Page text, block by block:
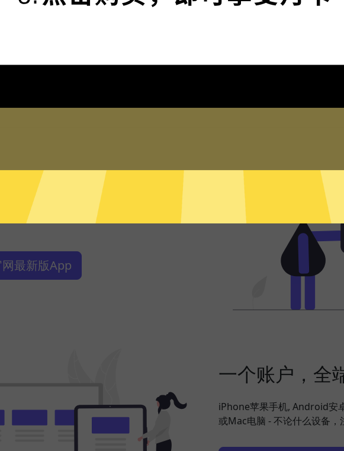
加速器的评价
任何繁琐配置
不论您是观看视频、社交网络、海淘购物、发
都能轻松帮你搞定，并在此基础上更好地保护
最新版App
一个账户，全
iPhone苹果手机, Android安
或Mac电脑 - 不论什么设备